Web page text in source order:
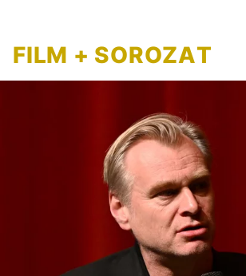
FILM + SOROZAT